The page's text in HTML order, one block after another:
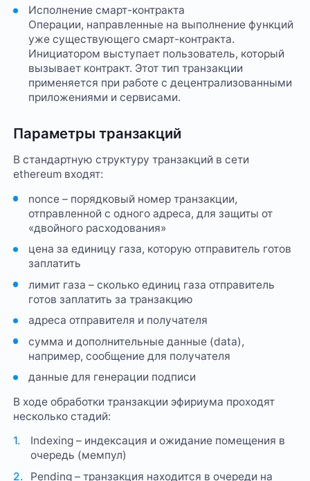
Исполнение смарт-контракта
Операции, направленные на выполнение функций
уже существующего смарт-контракта.
Инициатором выступает пользователь, который
вызывает контракт. Этот тип транзакции
применяется при работе с децентрализованными
приложениями и сервисами.
Параметры транзакций
В стандартную структуру транзакций в сети
ethereum входят:
nonce – порядковый номер транзакции,
отправленной с одного адреса, для защиты от
«двойного расходования»
цена за единицу газа, которую отправитель готов
заплатить
лимит газа – сколько единиц газа отправитель
готов заплатить за транзакцию
адреса отправителя и получателя
сумма и дополнительные данные (data),
например, сообщение для получателя
данные для генерации подписи
В ходе обработки транзакции эфириума проходят
несколько стадий:
Indexing – индексация и ожидание помещения в
очередь (мемпул)
Pending – транзакция находится в очереди на